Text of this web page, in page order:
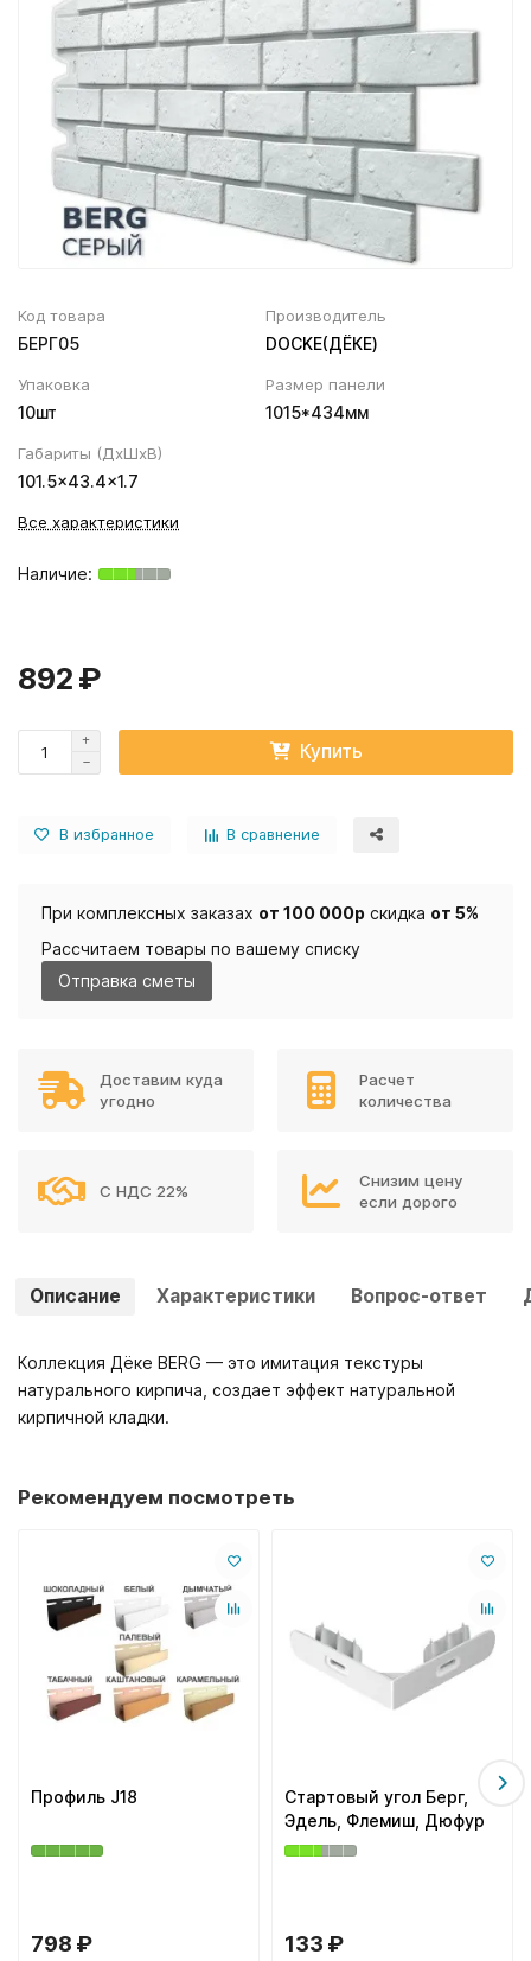
Вентиляционный выход
Колпаки, Проходы, Вент.ленты
Муфта трубы
Соединитель желоба
Трубы водосточные
Угол желоба
ХВОЙНАЯ фанера НЕ ШЛИФОВАННАЯ
Код товара
БЕРГ05
Производитель
DOCKE(ДЁКЕ)
Упаковка
10шт
Размер панели
1015*434мм
Габариты (ДхШхВ)
101.5×43.4×1.7
Все характеристики
892 ₽
Купить
В избранное В сравнение
При комплексных заказах от 100 000р скидка от 5%
Рассчитаем товары по вашему списку
Отправка сметы
Доставим куда
угодно
Расчет
количества
С НДС 22%
Снизим цену
если дорого
Описание Характеристики Вопрос-ответ
Коллекция Дёке BERG — это имитация текстуры
натурального кирпича, создает эффект натуральной
кирпичной кладки.
Рекомендуем посмотреть
Профиль J18
798 ₽
Стартовый угол Берг,
Эдель, Флемиш, Дюфур
133 ₽